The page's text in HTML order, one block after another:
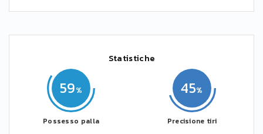
Statistiche
59
Possesso palla
45
Precisione tiri